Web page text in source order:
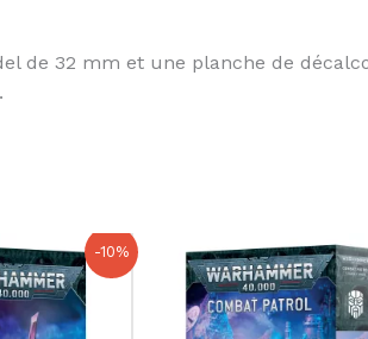
de 32 mm et une planche de
-10%
prix
actuel
est :
31,05 €.
prix
initial
était :
135,00 €.
Le
prix
actuel
est :
121,50